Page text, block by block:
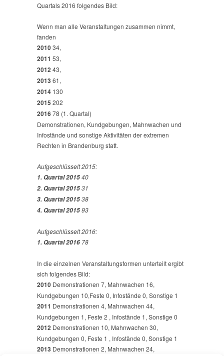
Quartals 2016 folgendes Bild:
Wenn man alle Veranstaltungen zusammen nimmt,
fanden
201034,
2011 53,
201243,
201361,
2014 130
2015 202
201678 (1. Quartal)
Demonstrationen, Kundgebungen, Mahnwachen und
Infostände und sonstige Aktivitäten der extremen
Rechten in Brandenburg statt.
Aufgeschlüsselt 2015:
1. Quartal 201540
2. Quartal 201531
3. Quartal 201538
4. Quartal 201593
Aufgeschlüsselt 2016:
1. Quartal 2016 78
In die einzelnen Veranstaltungsformen unterteilt ergibt
sich folgendes Bild:
2010 Demonstrationen 7, Mahnwachen 16,
Kundgebungen 10,Feste 0, Infostände 0, Sonstige 1
2011 Demonstrationen 4, Mahnwachen 44,
Kundgebungen 1, Feste 2 , Infostände 1, Sonstige 0
2012 Demonstrationen 10, Mahnwachen 30,
Kundgebungen 0, Feste 1 , Infostände 0, Sonstige 1
2013 Demonstrationen 2, Mahnwachen 24,